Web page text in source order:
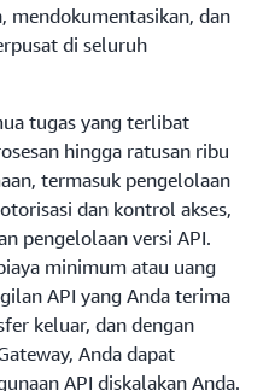
mendokumentasikan, dan
di seluruh
tugas yang terlibat
hingga ratusan ribu
termasuk pengelolaan
dan kontrol akses,
pengelolaan versi API.
minimum atau uang
API yang Anda terima
keluar, dan dengan
Anda dapat
API diskalakan Anda.